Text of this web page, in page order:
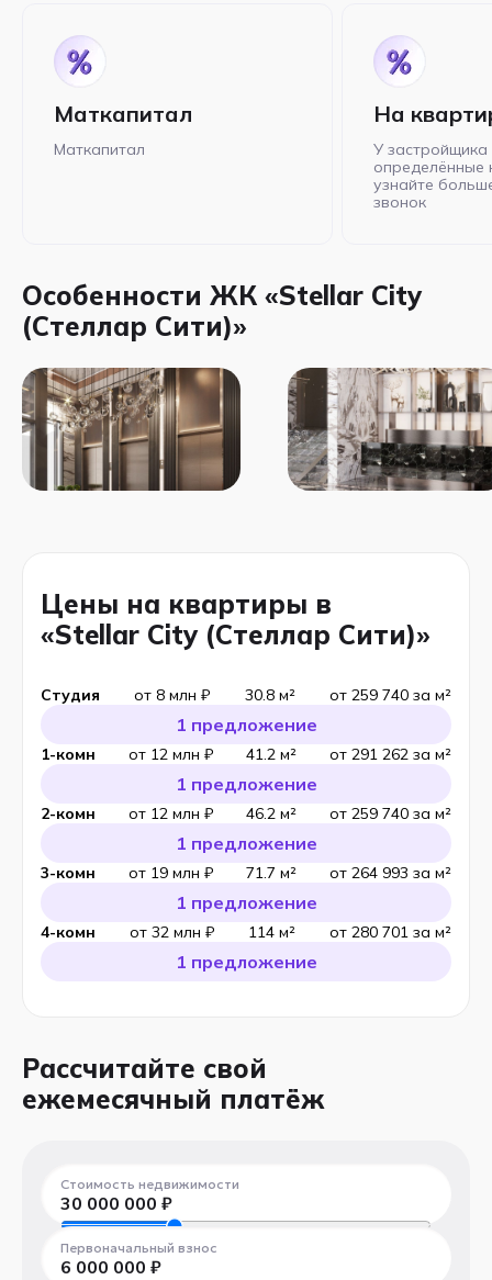
Маткапитал
Маткапитал
На
У застройщика
узнайте
звонок
Особенности ЖК «Stellar City
(Стеллар Сити)»
Цены на квартиры в
«Stellar City (Стеллар Сити)»
Студия 30.8 м²
от 8 млн ₽ от 259 740 за м²
1 предложение
1-комн 41.2 м²
от 12 млн ₽ от 291 262 за м²
1 предложение
2-комн 46.2 м²
от 12 млн ₽ от 259 740 за м²
1 предложение
3-комн 71.7 м²
от 19 млн ₽ от 264 993 за м²
1 предложение
4-комн 114 м²
от 32 млн ₽ от 280 701 за м²
1 предложение
Рассчитайте свой
ежемесячный платёж
Стоимость недвижимости
30 000 000 ₽
300 000 ₽
Первоначальный взнос
6 000 000 ₽